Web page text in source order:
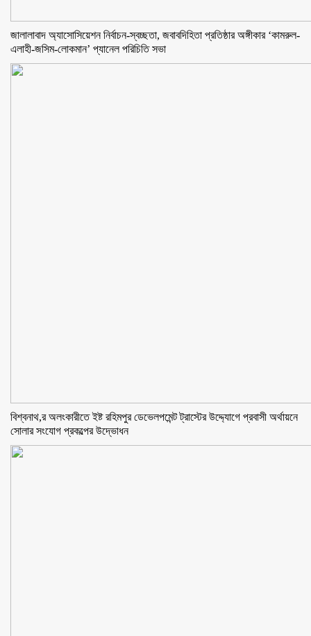
জালালাবাদ অ্যাসোসিয়েশন নির্বাচন-স্বচ্ছতা, জবাবদিহিতা প্রতিষ্ঠার অঙ্গীকার ‘কামরুল-
এলাহী-জসিম-লোকমান’ প্যানেল পরিচিতি সভা
বিশ্বনাথ,র অলংকারীতে ইষ্ট রহিমপুর ডেভেলপমেন্ট ট্রাস্টের উদ্দ্যোগে প্রবাসী অর্থায়নে
সোলার সংযোগ প্রকল্পের উদ্ভোধন